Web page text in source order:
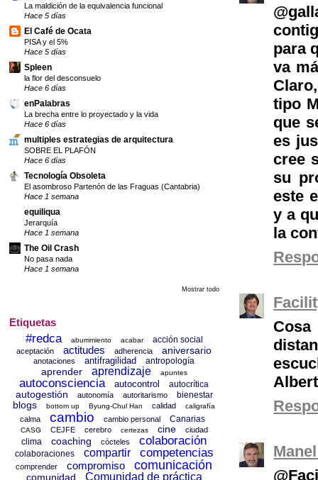
para
va
tipo
que
es
cree
su
este
y a
la
Cosa
La maldición de la equivalencia funcional
Hace 5 días
El Café de Ocata
PISA y el 5%
Hace 5 días
Spleen
la flor del desconsuelo
Hace 6 días
enPalabras
La brecha entre lo proyectado y la vida
Hace 6 días
multiples estrategias de arquitectura
SOBRE EL PLAFÓN
Hace 6 días
Tecnología Obsoleta
El asombroso Partenón de las Fraguas (Cantabria)
Hace 1 semana
equiliqua
Jerarquía
Hace 1 semana
The Oil Crash
No pasa nada
Hace 1 semana
Mostrar todo
Etiquetas
#redca aburrimiento acabar acción social
aceptación actitudes adherencia aniversario
anotaciones antifragilidad antropología
aprender aprendizaje apuntes
autoconsciencia autocontrol autocrítica
autogestión autonomía autoritarismo bienestar
blogs bottom up Byung-Chul Han calidad caligrafía
calma cambio cambio personal Canarias
CASG CEJFE cerebro certezas cine ciudad
clima coaching cócteles colaboración
colaboraciones compartir competencias
comprender compromiso comunicación
comunidad Comunidad de práctica